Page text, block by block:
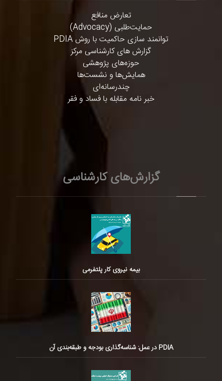
تعارض منافع
حمایت‌طلبی (Advocacy)
توانمند سازی حاکمیت با روش PDIA
گزارش های کارشناسی مرکز
حوزه‌های پژوهشی
همایش‌ها و نشست‌ها
چندرسانه‌ای
خبر نامه مقابله با فساد و فقر
گزارش‌های کارشناسی
بیمه نیروی کار پلتفرمی
PDIA در عمل: شناسه‌گذاری بودجه و طبقه‌بندی آن